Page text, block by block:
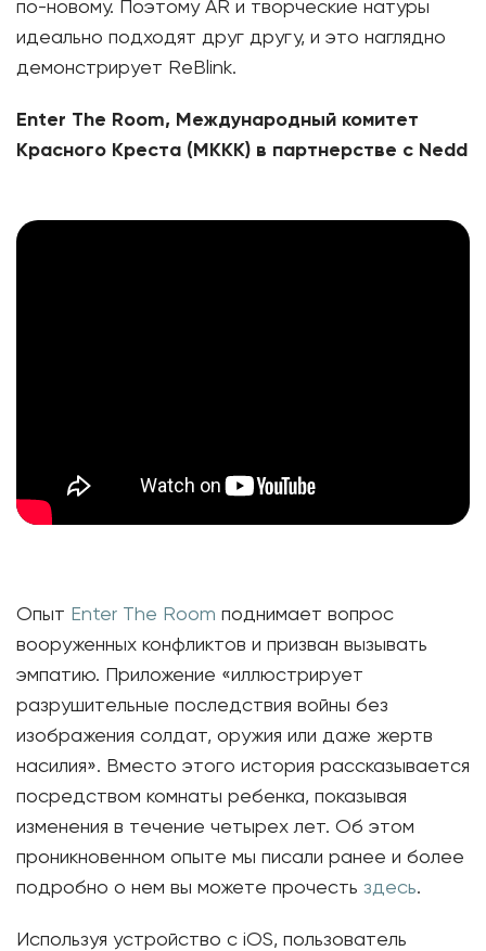
по-новому. Поэтому AR и творческие натуры
идеально подходят друг другу, и это наглядно
демонстрирует ReBlink.
Enter The Room, Международный комитет
Красного Креста (МККК) в партнерстве с Nedd
Опыт Enter The Room поднимает вопрос
вооруженных конфликтов и призван вызывать
эмпатию. Приложение «иллюстрирует
разрушительные последствия войны без
изображения солдат, оружия или даже жертв
насилия». Вместо этого история рассказывается
посредством комнаты ребенка, показывая
изменения в течение четырех лет. Об этом
проникновенном опыте мы писали ранее и более
подробно о нем вы можете прочесть здесь.
Используя устройство с iOS, пользователь